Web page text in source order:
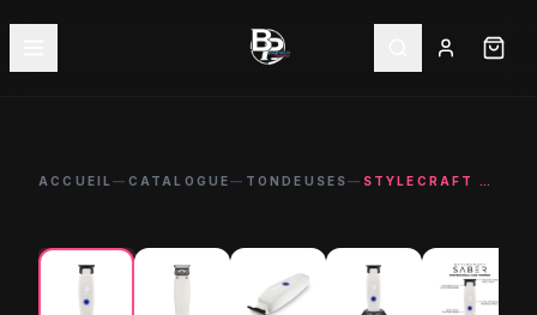
ACCUEIL— CATALOGUE— TONDEUSES— STYLECRAFT SABER WHITE PROFESSIONAL HAIR TRIMMER – DIGITAL BRUSHLESS MOTOR